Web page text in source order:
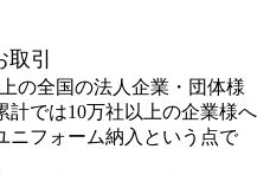
引
の全国の法人企業・団体様
計では10万社以上の企業様へ
ニフォーム納入という点で